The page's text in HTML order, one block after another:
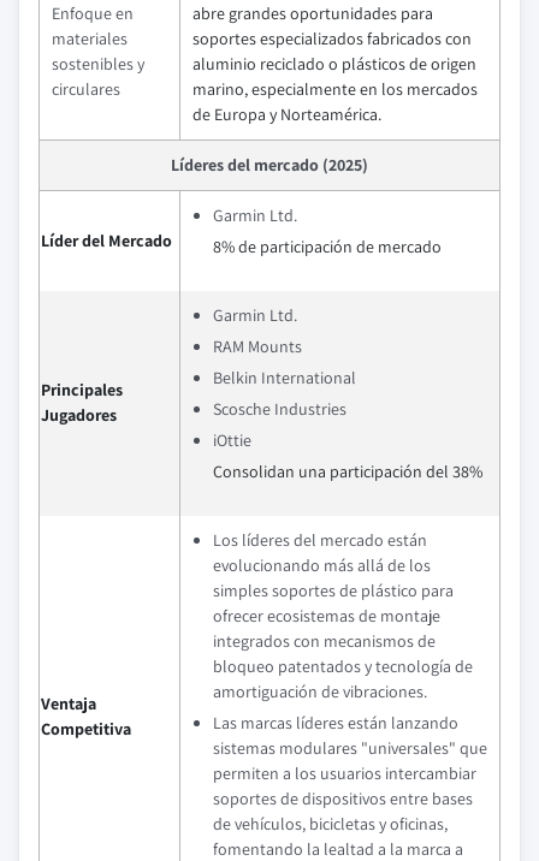
Enfoque en
materiales
sostenibles y
circulares
abre grandes oportunidades para
soportes especializados fabricados con
aluminio reciclado o plásticos de origen
marino, especialmente en los mercados
de Europa y Norteamérica.
Líderes del mercado (2025)
Líder del Mercado
Garmin Ltd.
8% de participación de mercado
Principales
Jugadores
Garmin Ltd.
RAM Mounts
Belkin International
Scosche Industries
iOttie
Consolidan una participación del 38%
Ventaja
Competitiva
Los líderes del mercado están
evolucionando más allá de los
simples soportes de plástico para
ofrecer ecosistemas de montaje
integrados con mecanismos de
bloqueo patentados y tecnología de
amortiguación de vibraciones.
Las marcas líderes están lanzando
sistemas modulares "universales" que
permiten a los usuarios intercambiar
soportes de dispositivos entre bases
de vehículos, bicicletas y oficinas,
fomentando la lealtad a la marca a